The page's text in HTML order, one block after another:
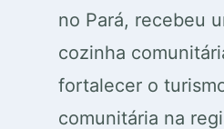
no Pará, recebeu
cozinha
fortalecer o
comunitária na